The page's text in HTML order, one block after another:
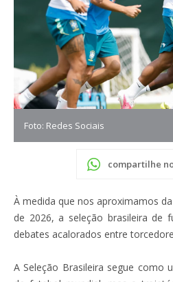
Foto: Redes Sociais
compartilhe
À medida que nos aproximamos
de 2026, a seleção brasileira de
debates acalorados entre
A Seleção Brasileira segue como